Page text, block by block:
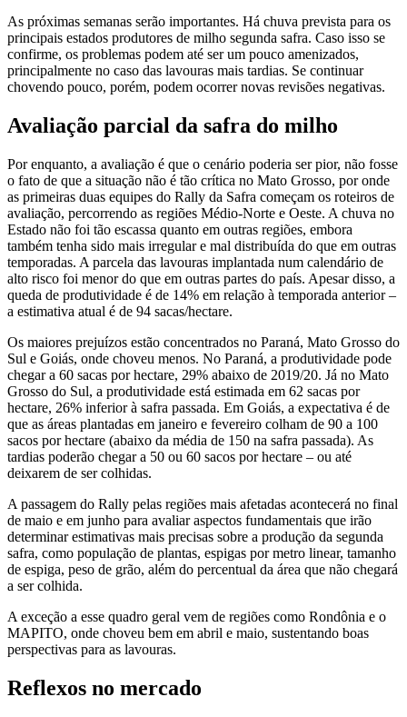
As próximas semanas serão importantes. Há chuva prevista para os
principais estados produtores de milho segunda safra. Caso isso se
confirme, os problemas podem até ser um pouco amenizados,
principalmente no caso das lavouras mais tardias. Se continuar
chovendo pouco, porém, podem ocorrer novas revisões negativas.
Avaliação parcial da safra do milho
Por enquanto, a avaliação é que o cenário poderia ser pior, não fosse
o fato de que a situação não é tão crítica no Mato Grosso, por onde
as primeiras duas equipes do Rally da Safra começam os roteiros de
avaliação, percorrendo as regiões Médio-Norte e Oeste. A chuva no
Estado não foi tão escassa quanto em outras regiões, embora
também tenha sido mais irregular e mal distribuída do que em outras
temporadas. A parcela das lavouras implantada num calendário de
alto risco foi menor do que em outras partes do país. Apesar disso, a
queda de produtividade é de 14% em relação à temporada anterior –
a estimativa atual é de 94 sacas/hectare.
Os maiores prejuízos estão concentrados no Paraná, Mato Grosso do
Sul e Goiás, onde choveu menos. No Paraná, a produtividade pode
chegar a 60 sacas por hectare, 29% abaixo de 2019/20. Já no Mato
Grosso do Sul, a produtividade está estimada em 62 sacas por
hectare, 26% inferior à safra passada. Em Goiás, a expectativa é de
que as áreas plantadas em janeiro e fevereiro colham de 90 a 100
sacos por hectare (abaixo da média de 150 na safra passada). As
tardias poderão chegar a 50 ou 60 sacos por hectare – ou até
deixarem de ser colhidas.
A passagem do Rally pelas regiões mais afetadas acontecerá no final
de maio e em junho para avaliar aspectos fundamentais que irão
determinar estimativas mais precisas sobre a produção da segunda
safra, como população de plantas, espigas por metro linear, tamanho
de espiga, peso de grão, além do percentual da área que não chegará
a ser colhida.
A exceção a esse quadro geral vem de regiões como Rondônia e o
MAPITO, onde choveu bem em abril e maio, sustentando boas
perspectivas para as lavouras.
Reflexos no mercado